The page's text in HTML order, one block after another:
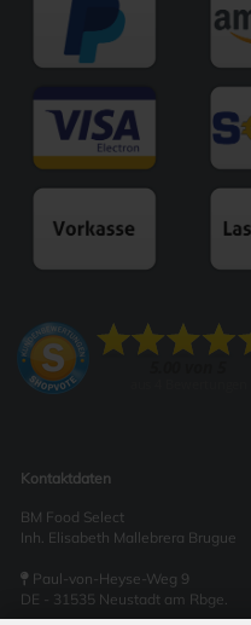
Kontaktdaten
BM Food Select
Inh. Elisabeth Mallebrera Brugue
Paul-von-Heyse-Weg 9
DE - 31535 Neustadt am Rbge.